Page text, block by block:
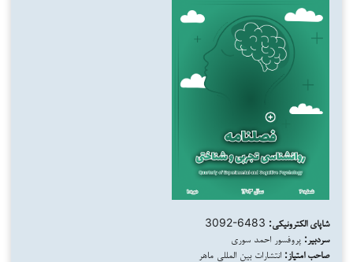
شاپای الکترونیکی: 3092-6483
سردبیر: پروفسور احمد سوری
صاحب امتیاز: انتشارات بین المللی ماهر